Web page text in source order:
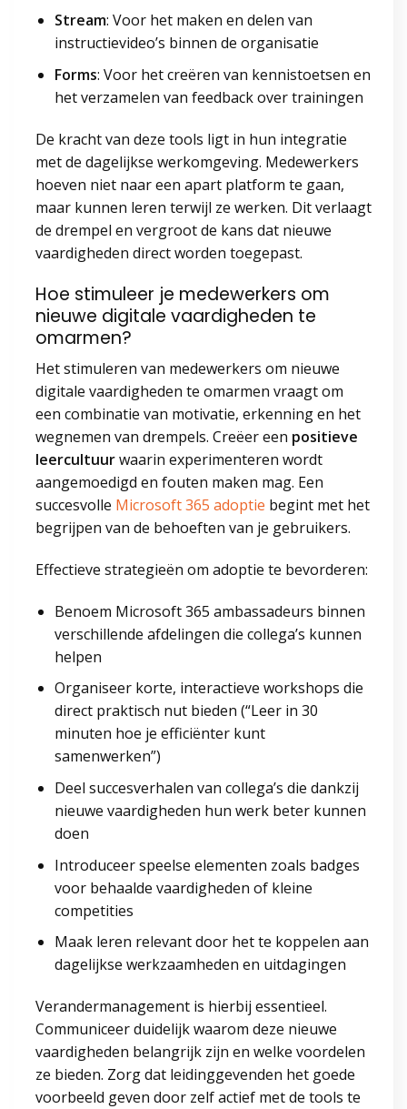
Stream: Voor het maken en delen van
instructievideo’s binnen de organisatie
Forms: Voor het creëren van kennistoetsen en
het verzamelen van feedback over trainingen
De kracht van deze tools ligt in hun integratie
met de dagelijkse werkomgeving. Medewerkers
hoeven niet naar een apart platform te gaan,
maar kunnen leren terwijl ze werken. Dit verlaagt
de drempel en vergroot de kans dat nieuwe
vaardigheden direct worden toegepast.
Hoe stimuleer je medewerkers om
nieuwe digitale vaardigheden te
omarmen?
Het stimuleren van medewerkers om nieuwe
digitale vaardigheden te omarmen vraagt om
een combinatie van motivatie, erkenning en het
wegnemen van drempels. Creëer een positieve
leercultuurwaarin experimenteren wordt
aangemoedigd en fouten maken mag. Een
succesvolle Microsoft 365 adoptie begint met het
begrijpen van de behoeften van je gebruikers.
Effectieve strategieën om adoptie te bevorderen:
Benoem Microsoft 365 ambassadeurs binnen
verschillende afdelingen die collega’s kunnen
helpen
Organiseer korte, interactieve workshops die
direct praktisch nut bieden (“Leer in 30
minuten hoe je efficiënter kunt
samenwerken”)
Deel succesverhalen van collega’s die dankzij
nieuwe vaardigheden hun werk beter kunnen
doen
Introduceer speelse elementen zoals badges
voor behaalde vaardigheden of kleine
competities
Maak leren relevant door het te koppelen aan
dagelijkse werkzaamheden en uitdagingen
Verandermanagement is hierbij essentieel.
Communiceer duidelijk waarom deze nieuwe
vaardigheden belangrijk zijn en welke voordelen
ze bieden. Zorg dat leidinggevenden het goede
voorbeeld geven door zelf actief met de tools te